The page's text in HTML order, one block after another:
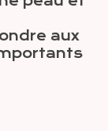
aux